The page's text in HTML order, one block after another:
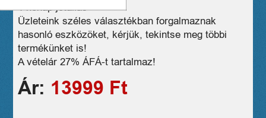
1 hónap jótállás
Üzleteink széles választékban forgalmaznak
hasonló eszközöket, kérjük, tekintse meg többi
termékünket is!
A vételár 27% ÁFÁ-t tartalmaz!
Ár: 13999 Ft